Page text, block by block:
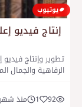
يوتيوب
تطوير وإنتاج
الرفاهية والجمال
92
1 منذ شهر